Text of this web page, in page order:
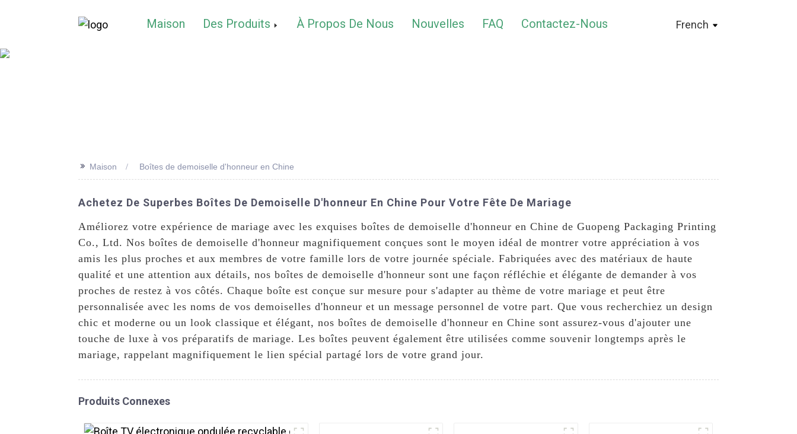
Maison Des Produits À Propos De Nous Nouvelles FAQ Contactez-Nous French
>> Maison Boîtes de demoiselle d'honneur en Chine
Achetez De Superbes Boîtes De Demoiselle D'honneur En Chine Pour Votre Fête De Mariage
Améliorez votre expérience de mariage avec les exquises boîtes de demoiselle d'honneur en Chine de Guopeng Packaging Printing
Co., Ltd. Nos boîtes de demoiselle d'honneur magnifiquement conçues sont le moyen idéal de montrer votre appréciation à vos
amis les plus proches et aux membres de votre famille lors de votre journée spéciale. Fabriquées avec des matériaux de haute
qualité et une attention aux détails, nos boîtes de demoiselle d'honneur sont une façon réfléchie et élégante de demander à vos
proches de restez à vos côtés. Chaque boîte est conçue sur mesure pour s'adapter au thème de votre mariage et peut être
personnalisée avec les noms de vos demoiselles d'honneur et un message personnel de votre part. Que vous recherchiez un design
chic et moderne ou un look classique et élégant, nos boîtes de demoiselle d'honneur en Chine sont assurez-vous d'ajouter une
touche de luxe à vos préparatifs de mariage. Les boîtes peuvent également être utilisées comme souvenir longtemps après le
mariage, rappelant magnifiquement le lien spécial partagé lors de votre grand jour.
Produits Connexes